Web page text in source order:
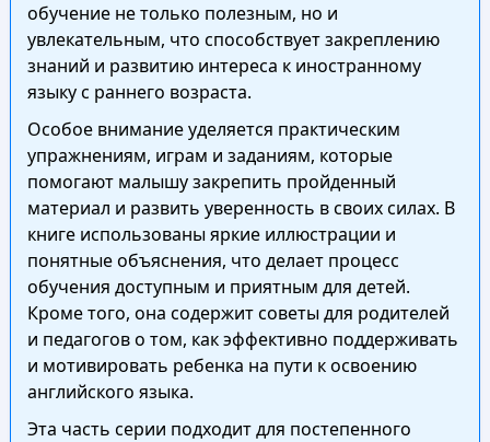
обучение не только полезным, но и
увлекательным, что способствует закреплению
знаний и развитию интереса к иностранному
языку с раннего возраста.
Особое внимание уделяется практическим
упражнениям, играм и заданиям, которые
помогают малышу закрепить пройденный
материал и развить уверенность в своих силах. В
книге использованы яркие иллюстрации и
понятные объяснения, что делает процесс
обучения доступным и приятным для детей.
Кроме того, она содержит советы для родителей
и педагогов о том, как эффективно поддерживать
и мотивировать ребенка на пути к освоению
английского языка.
Эта часть серии подходит для постепенного